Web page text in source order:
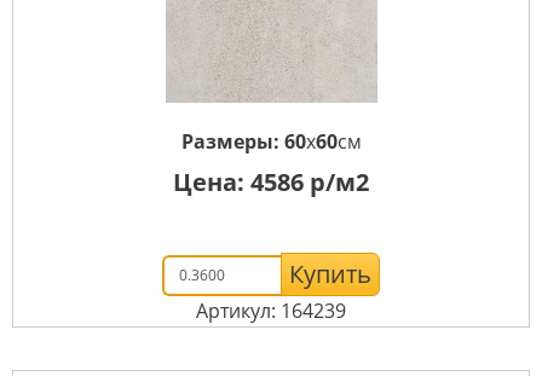
Размеры: 60x60см
Цена: 4586 р/м2
Купить
Артикул: 164239